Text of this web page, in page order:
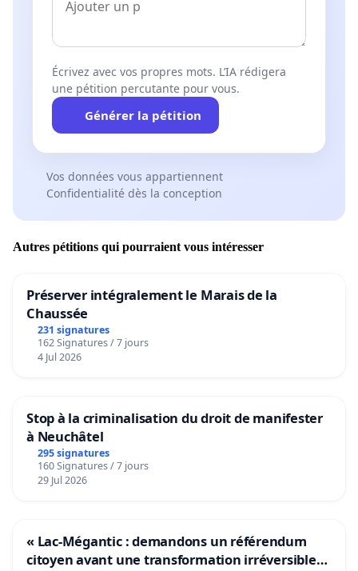
Écrivez avec vos propres mots. L’IA rédigera
une pétition percutante pour vous.
Générer la pétition
Vos données vous appartiennent
Confidentialité dès la conception
Autres pétitions qui pourraient vous intéresser
Préserver intégralement le Marais de la
Chaussée
231 signatures
162 Signatures / 7 jours
4 Jul 2026
Stop à la criminalisation du droit de manifester
à Neuchâtel
295 signatures
160 Signatures / 7 jours
29 Jul 2026
« Lac-Mégantic : demandons un référendum
citoyen avant une transformation irréversible